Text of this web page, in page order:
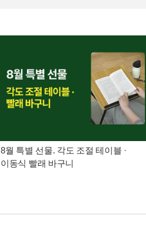
8월 특별 선물. 각도 조절 테이블 ·
이동식 빨래 바구니